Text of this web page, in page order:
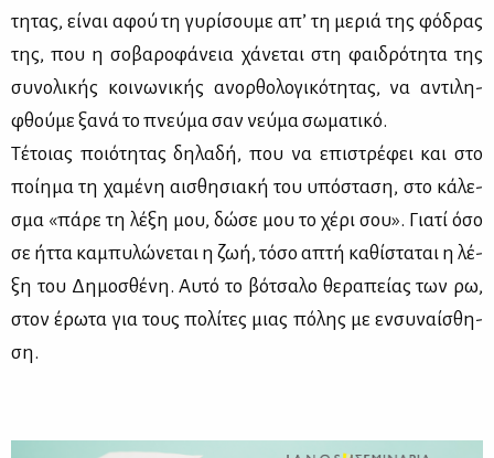
τη­τας, εί­ναι αφού τη γυ­ρί­σου­με απ’ τη με­ριά της φό­δρας
της, που η σο­βα­ρο­φά­νεια χά­νε­ται στη φαι­δρό­τη­τα της
συ­νο­λι­κής κοι­νω­νι­κής ανορ­θο­λο­γι­κό­τη­τας, να αντι­λη­
φθού­με ξα­νά το πνεύ­μα σαν νεύ­μα σω­μα­τι­κό.
Τέ­τοιας ποιό­τη­τας δη­λα­δή, που να επι­στρέ­φει και στο
ποί­η­μα τη χα­μέ­νη αι­σθη­σια­κή του υπό­στα­ση, στο κά­λε­
σμα «πά­ρε τη λέ­ξη μου, δώ­σε μου το χέ­ρι σου». Για­τί όσο
σε ήτ­τα κα­μπυ­λώ­νε­ται η ζωή, τό­σο απτή κα­θί­στα­ται η λέ­
ξη του Δη­μο­σθέ­νη. Αυ­τό το βό­τσα­λο θε­ρα­πεί­ας των ρω,
στον έρω­τα για τους πο­λί­τες μιας πό­λης με εν­συ­ναί­σθη­
ση.